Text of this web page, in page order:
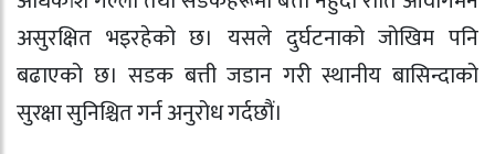
असुरक्षित भइरहेको छ। यसले दुर्घटनाको जोखिम पनि
बढाएको छ। सडक बत्ती जडान गरी स्थानीय बासिन्दाको
सुरक्षा सुनिश्चित गर्न अनुरोध गर्दछौं।